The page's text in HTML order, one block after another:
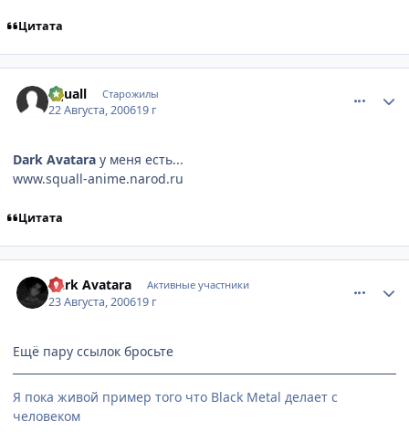
Цитата
Squall Старожилы
22 Августа, 200619 г
Dark Avatara у меня есть...
www.squall-anime.narod.ru
Цитата
Dark Avatara Активные участники
23 Августа, 200619 г
Ещё пару ссылок бросьте
Я пока живой пример того что Black Metal делает с
человеком